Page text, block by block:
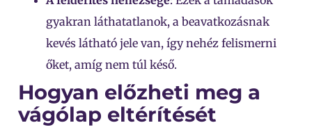
gyakran láthatatlanok, a beavatkozásnak
kevés látható jele van, így nehéz felismerni
őket, amíg nem túl késő.
Hogyan előzheti meg a
vágólap eltérítését